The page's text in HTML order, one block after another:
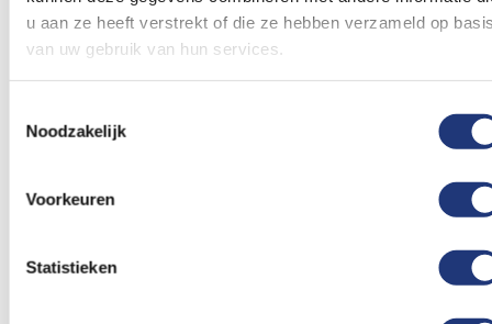
u aan ze heeft verstrekt of die ze hebben verzameld op
van uw gebruik van hun services.
Noodzakelijk
Voorkeuren
Statistieken
19,79